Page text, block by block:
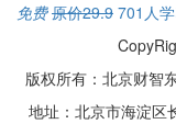
免费 原价29.9 701人
版权所有：北京财智
地址：北京市海淀区